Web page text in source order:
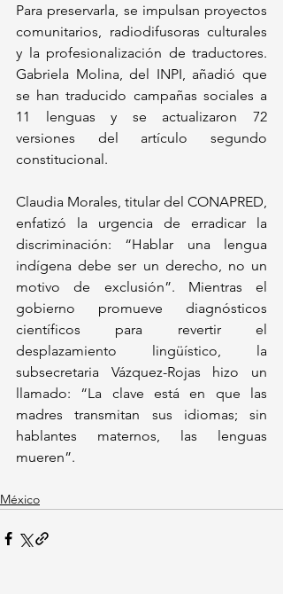
Para preservarla, se impulsan proyectos
comunitarios, radiodifusoras culturales
y la profesionalización de traductores.
Gabriela Molina, del INPI, añadió que
se han traducido campañas sociales a
11 lenguas y se actualizaron 72
versiones del artículo segundo
constitucional.
Claudia Morales, titular del CONAPRED,
enfatizó la urgencia de erradicar la
discriminación: “Hablar una lengua
indígena debe ser un derecho, no un
motivo de exclusión”. Mientras el
gobierno promueve diagnósticos
científicos para revertir el
desplazamiento lingüístico, la
subsecretaria Vázquez-Rojas hizo un
llamado: “La clave está en que las
madres transmitan sus idiomas; sin
hablantes maternos, las lenguas
mueren”.
México